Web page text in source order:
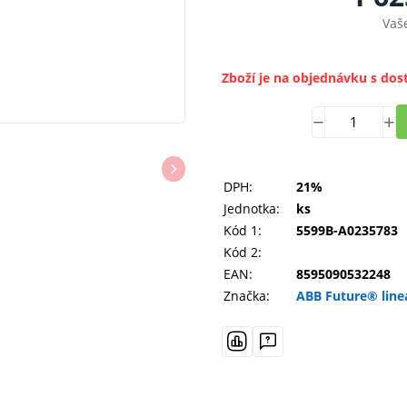
Zboží je na objednávku s
DPH:
21%
Jednotka:
ks
Kód 1:
5599B-A0235783
Kód 2:
EAN:
8595090532248
Značka:
ABB Future®